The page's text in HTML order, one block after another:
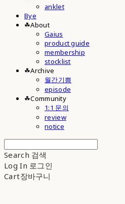
anklet
Bye
☘︎About
Gaius
product guide
membership
stocklist
☘︎Archive
월간기쁨
episode
☘︎Community
1:1 문의
review
notice
Search 검색
Log In 로그인
Cart장바구니